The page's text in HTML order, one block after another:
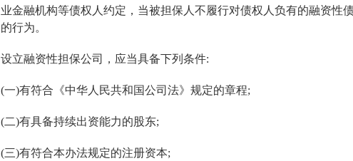
业金融机构等债权人约定，当被担保人不履行对债权人负有的融资性
的行为。
设立融资性担保公司，应当具备下列条件:
(一)有符合《中华人民共和国公司法》规定的章程;
(二)有具备持续出资能力的股东;
(三)有符合本办法规定的注册资本;